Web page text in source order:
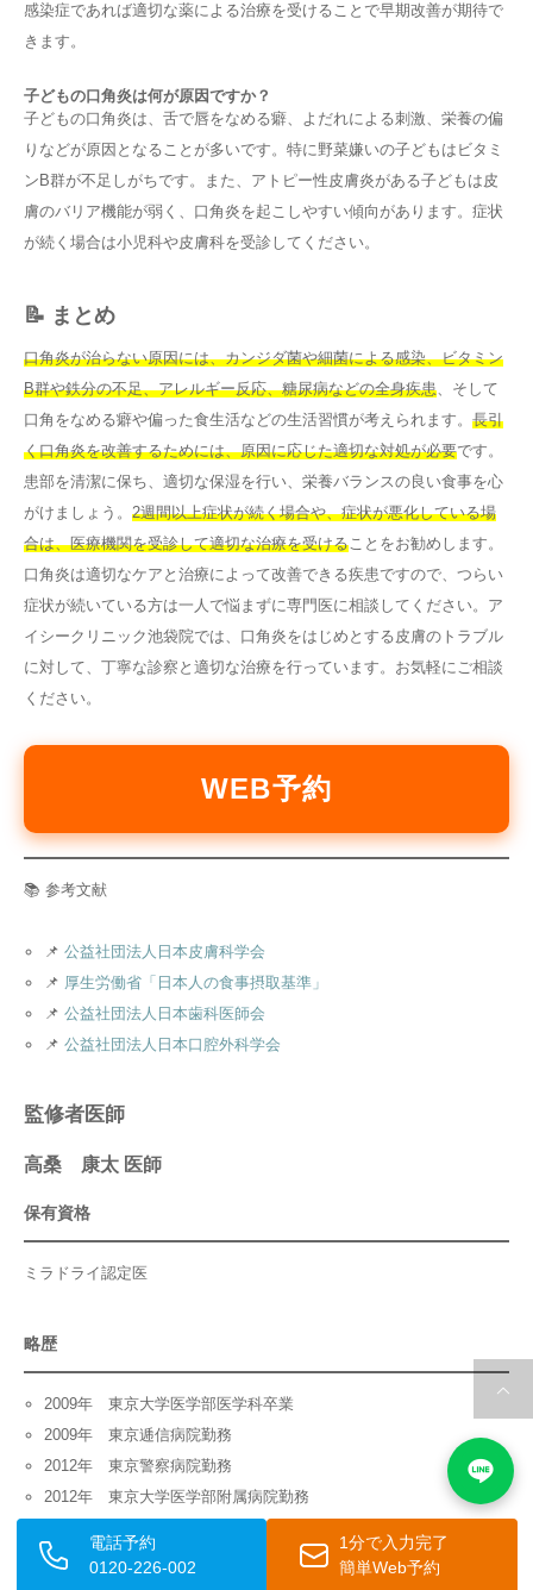
感染症であれば適切な薬による治療を受けることで早期改善が期待で
きます。
子どもの口角炎は何が原因ですか？
子どもの口角炎は、舌で唇をなめる癖、よだれによる刺激、栄養の偏
りなどが原因となることが多いです。特に野菜嫌いの子どもはビタミ
ンB群が不足しがちです。また、アトピー性皮膚炎がある子どもは皮
膚のバリア機能が弱く、口角炎を起こしやすい傾向があります。症状
が続く場合は小児科や皮膚科を受診してください。
📝 まとめ
口角炎が治らない原因には、カンジダ菌や細菌による感染、ビタミン
B群や鉄分の不足、アレルギー反応、糖尿病などの全身疾患、そして
口角をなめる癖や偏った食生活などの生活習慣が考えられます。 長引
く口角炎を改善するためには、原因に応じた適切な対処が必要です。
患部を清潔に保ち、適切な保湿を行い、栄養バランスの良い食事を心
がけましょう。 2週間以上症状が続く場合や、症状が悪化している場
合は、医療機関を受診して適切な治療を受けることをお勧めします。
口角炎は適切なケアと治療によって改善できる疾患ですので、つらい
症状が続いている方は一人で悩まずに専門医に相談してください。ア
イシークリニック池袋院では、口角炎をはじめとする皮膚のトラブル
に対して、丁寧な診察と適切な治療を行っています。お気軽にご相談
ください。
WEB予約
📚 参考文献
📌 公益社団法人日本皮膚科学会
📌 厚生労働省「日本人の食事摂取基準」
📌 公益社団法人日本歯科医師会
📌 公益社団法人日本口腔外科学会
監修者医師
高桑 康太 医師
保有資格
ミラドライ認定医
略歴
2009年 東京大学医学部医学科卒業
2009年 東京逓信病院勤務
2012年 東京警察病院勤務
2012年 東京大学医学部附属病院勤務
皮膚腫瘍・皮膚外科領域で15年以上の臨床経験と30,000件超の手術
電話予約
0120-226-002
1分で入力完了
簡単Web予約